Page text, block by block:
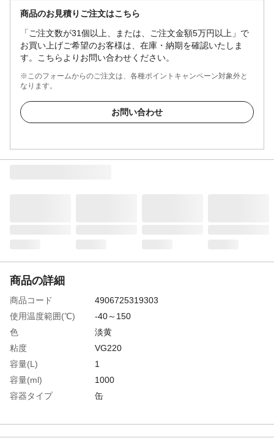
商品のお見積りご注文はこちら
「ご注文数が31個以上、または、ご注文金額5万円以上」で
お買い上げご希望のお客様は、在庫・納期を確認いたしま
す。こちらよりお問い合わせください。
※このフォームからのご注文は、各種ポイントキャンペーン対象外と
なります。
お問い合わせ
商品の詳細
商品コード
4906725319303
使用温度範囲(℃)
-40～150
色
淡黄
粘度
VG220
容量(L)
1
容量(ml)
1000
容器タイプ
缶
重さ
1.100KG